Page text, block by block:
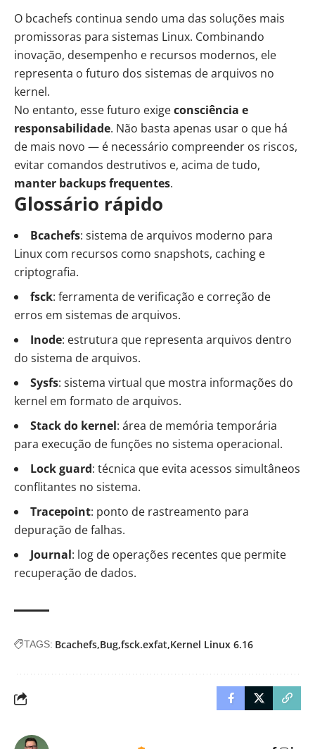
O bcachefs continua sendo uma das soluções mais
promissoras para sistemas Linux. Combinando
inovação, desempenho e recursos modernos, ele
representa o futuro dos sistemas de arquivos no
kernel.
No entanto, esse futuro exigeconsciência e
responsabilidade. Não basta apenas usar o que há
de mais novo — é necessário compreender os riscos,
evitar comandos destrutivos e, acima de tudo,
manter backups frequentes.
Glossário rápido
Bcachefs: sistema de arquivos moderno para
Linux com recursos como snapshots, caching e
criptografia.
fsck: ferramenta de verificação e correção de
erros em sistemas de arquivos.
Inode: estrutura que representa arquivos dentro
do sistema de arquivos.
Sysfs: sistema virtual que mostra informações do
kernel em formato de arquivos.
Stack do kernel: área de memória temporária
para execução de funções no sistema operacional.
Lock guard: técnica que evita acessos simultâneos
conflitantes no sistema.
Tracepoint: ponto de rastreamento para
depuração de falhas.
Journal: log de operações recentes que permite
recuperação de dados.
TAGS: Bcachefs Bug fsck.exfat Kernel Linux 6.16